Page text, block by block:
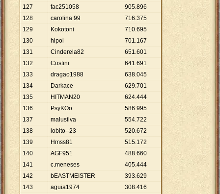
127
fac251058 905.896
128
carolina 99 716.375
129
Kokotoni 710.695
130
hipol 701.167
131
Cinderela82 651.601
132
Costini 641.691
133
dragao1988 638.045
134
Darkace 629.701
135
HITMAN20 624.444
136
PsyKOo 586.995
137
malusilva 554.722
138
lobito--23 520.672
139
Hmss81 515.172
140
AGF951 488.660
141
c.meneses 405.444
142
bEASTMEISTER 393.629
143
aguia1974 308.416